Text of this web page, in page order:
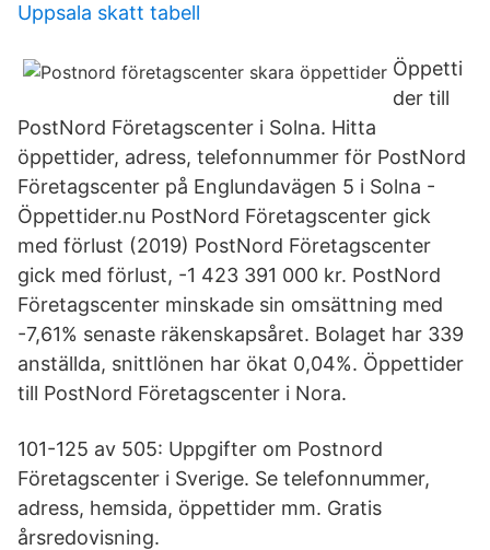
Uppsala skatt tabell
Öppetti
der till
PostNord Företagscenter i Solna. Hitta
öppettider, adress, telefonnummer för PostNord
Företagscenter på Englundavägen 5 i Solna -
Öppettider.nu PostNord Företagscenter gick
med förlust (2019) PostNord Företagscenter
gick med förlust, -1 423 391 000 kr. PostNord
Företagscenter minskade sin omsättning med
-7,61% senaste räkenskapsåret. Bolaget har 339
anställda, snittlönen har ökat 0,04%. Öppettider
till PostNord Företagscenter i Nora.
101-125 av 505: Uppgifter om Postnord
Företagscenter i Sverige. Se telefonnummer,
adress, hemsida, öppettider mm. Gratis
årsredovisning.